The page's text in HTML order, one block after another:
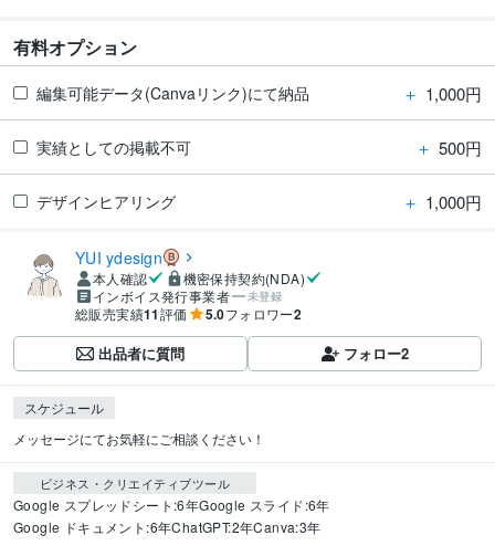
有料オプション
編集可能データ(Canvaリンク)にて納品 ＋ 1,000円
実績としての掲載不可 ＋ 500円
デザインヒアリング ＋ 1,000円
YUI ydesign
本人確認
機密保持契約(NDA)
インボイス発行事業者
未登録
総販売実績11評価 5.0フォロワー2
出品者に質問 フォロー2
スケジュール
メッセージにてお気軽にご相談ください！
ビジネス・クリエイティブツール
Google スプレッドシート:6年Google スライド:6年
Google ドキュメント:6年ChatGPT:2年Canva:3年